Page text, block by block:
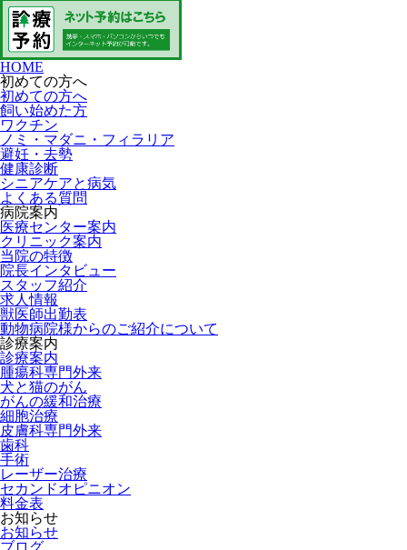
HOME
初めての方へ
初めての方へ
飼い始めた方
ワクチン
ノミ・マダニ・フィラリア
避妊・去勢
健康診断
シニアケアと病気
よくある質問
病院案内
医療センター案内
クリニック案内
当院の特徴
院長インタビュー
スタッフ紹介
求人情報
獣医師出勤表
動物病院様からのご紹介について
診療案内
診療案内
腫瘍科専門外来
犬と猫のがん
がんの緩和治療
細胞治療
皮膚科専門外来
歯科
手術
レーザー治療
セカンドオピニオン
料金表
お知らせ
お知らせ
ブログ